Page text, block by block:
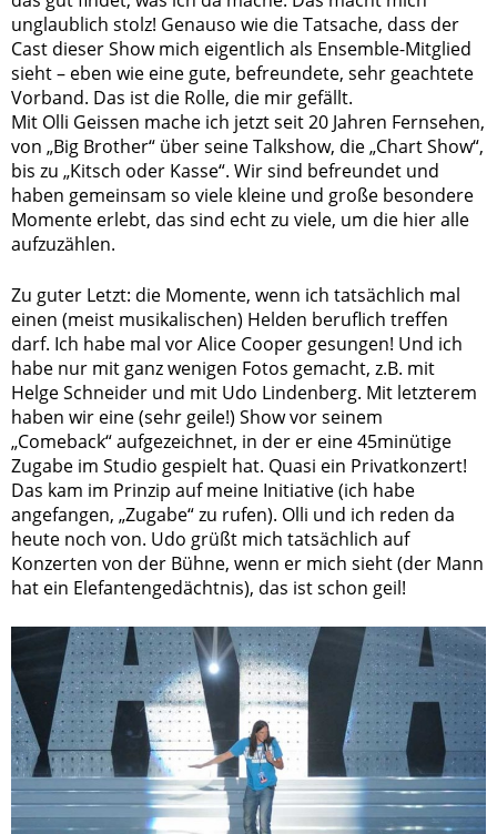
unglaublich stolz! Genauso wie die Tatsache, dass der
Cast dieser Show mich eigentlich als Ensemble-Mitglied
sieht – eben wie eine gute, befreundete, sehr geachtete
Vorband. Das ist die Rolle, die mir gefällt.
Mit Olli Geissen mache ich jetzt seit 20 Jahren Fernsehen,
von „Big Brother“ über seine Talkshow, die „Chart Show“,
bis zu „Kitsch oder Kasse“. Wir sind befreundet und
haben gemeinsam so viele kleine und große besondere
Momente erlebt, das sind echt zu viele, um die hier alle
aufzuzählen.
Zu guter Letzt: die Momente, wenn ich tatsächlich mal
einen (meist musikalischen) Helden beruflich treffen
darf. Ich habe mal vor Alice Cooper gesungen! Und ich
habe nur mit ganz wenigen Fotos gemacht, z.B. mit
Helge Schneider und mit Udo Lindenberg. Mit letzterem
haben wir eine (sehr geile!) Show vor seinem
„Comeback“ aufgezeichnet, in der er eine 45minütige
Zugabe im Studio gespielt hat. Quasi ein Privatkonzert!
Das kam im Prinzip auf meine Initiative (ich habe
angefangen, „Zugabe“ zu rufen). Olli und ich reden da
heute noch von. Udo grüßt mich tatsächlich auf
Konzerten von der Bühne, wenn er mich sieht (der Mann
hat ein Elefantengedächtnis), das ist schon geil!